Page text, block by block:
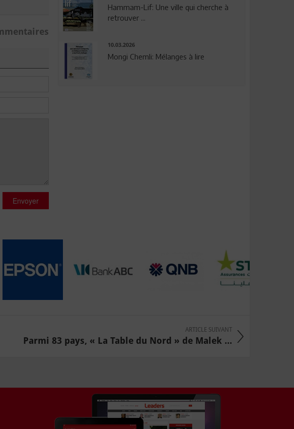
Envoyer
Hammam-Lif: Une ville qui cherche à
retrouver ...
10.03.2026
Mongi Chemli: Mélanges à lire
ARTICLE SUIVANT
Parmi 83 pays, « La Table du Nord » de Malek ...